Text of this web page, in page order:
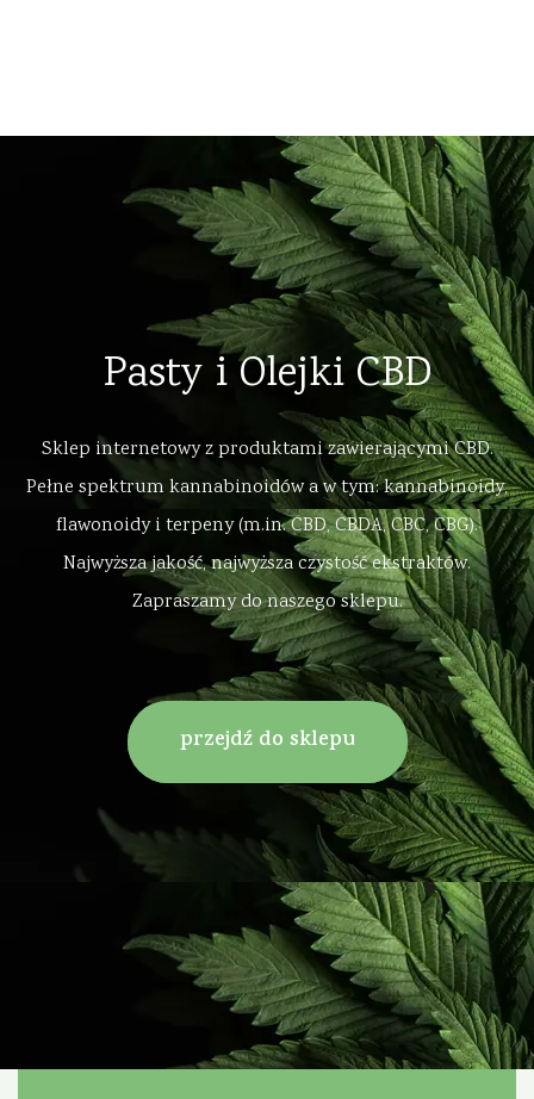
Sklep internetowy
Blog
Częste pytania
Kontakt
Pasty i Olejki CBD
Sklep internetowy z produktami zawierającymi CBD.
Pełne spektrum kannabinoidów a w tym: kannabinoidy,
flawonoidy i terpeny (m.in. CBD, CBDA, CBC, CBG).
Najwyższa jakość, najwyższa czystość ekstraktów.
Zapraszamy do naszego sklepu.
przejdź do sklepu